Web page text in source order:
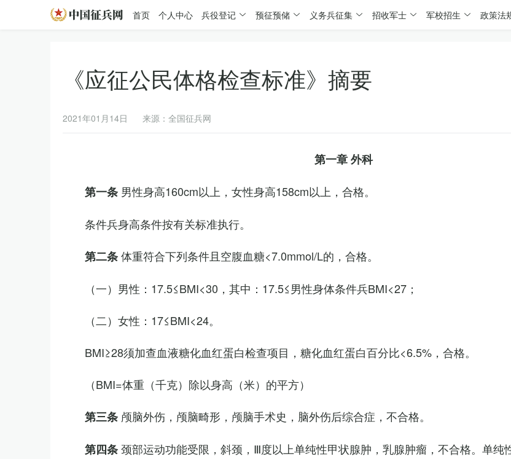
首页 个人中心 兵役登记 预征预储 义务兵征集 招收军士 军校招生 政策法
《应征公民体格检查标准》摘要
2021年01月14日 来源：全国征兵网
第一章 外科
第一条 男性身高160cm以上，女性身高158cm以上，合格。
条件兵身高条件按有关标准执行。
第二条体重符合下列条件且空腹血糖<7.0mmol/L的，合格。
（一）男性：17.5≤BMI<30，其中：17.5≤男性身体条件兵BMI<27；
（二）女性：17≤BMI<24。
BMI≥28须加查血液糖化血红蛋白检查项目，糖化血红蛋白百分比<6.5%，合格。
（BMI=体重（千克）除以身高（米）的平方）
第三条 颅脑外伤，颅脑畸形，颅脑手术史，脑外伤后综合症，不合格。
第四条颈部运动功能受限，斜颈，Ⅲ度以上单纯性甲状腺肿，乳腺肿瘤，不合格。单纯